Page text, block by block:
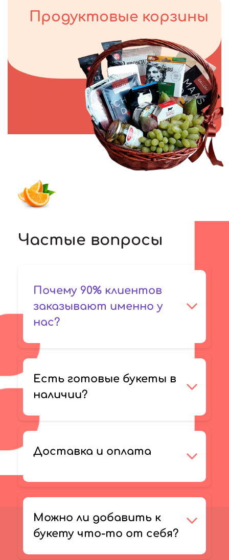
Продуктовые корзины
Частые вопросы
Почему 90% клиентов
заказывают именно у
нас?
Есть готовые букеты в
наличии?
Доставка и оплата
Можно ли добавить к
букету что-то от себя?